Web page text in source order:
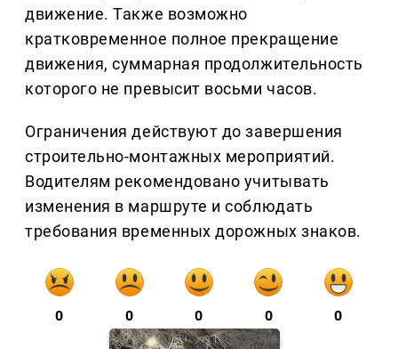
движение. Также возможно
кратковременное полное прекращение
движения, суммарная продолжительность
которого не превысит восьми часов.
Ограничения действуют до завершения
строительно-монтажных мероприятий.
Водителям рекомендовано учитывать
изменения в маршруте и соблюдать
требования временных дорожных знаков.
0 0 0 0 0